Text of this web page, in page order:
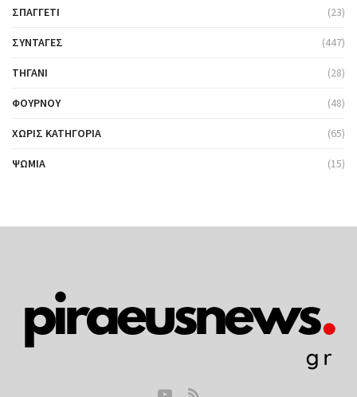
ΣΠΑΓΓΈΤΙ (23)
ΣΥΝΤΑΓΈΣ (447)
ΤΗΓΆΝΙ (28)
ΦΟΎΡΝΟΥ (48)
ΧΩΡΊΣ ΚΑΤΗΓΟΡΊΑ (65)
ΨΩΜΙΆ (15)